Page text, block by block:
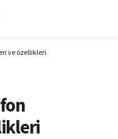
ve özellikleri